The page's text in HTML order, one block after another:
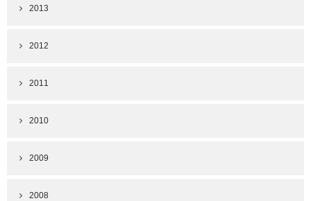
2013
2012
2011
2010
2009
2008